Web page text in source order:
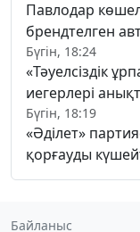
Павлодар
брендтелген
Бүгін, 18:24
«Тәуелсіздік
иегерлері
Бүгін, 18:19
«Әділет»
қорғауды
Байланыс